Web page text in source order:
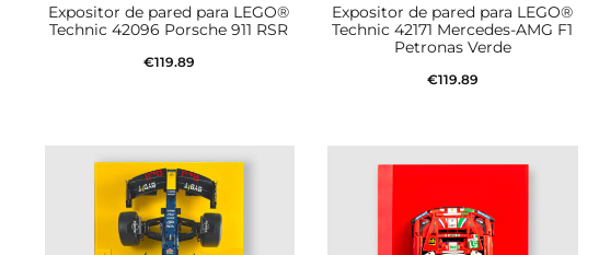
Expositor de pared para LEGO®
Technic 42096 Porsche 911 RSR
€119.89
Expositor de pared para LEGO®
Technic 42171 Mercedes-AMG F1
Petronas Verde
€119.89